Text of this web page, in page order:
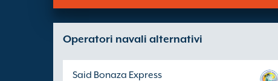
Operatori navali alternativi
Said Bonaza Express